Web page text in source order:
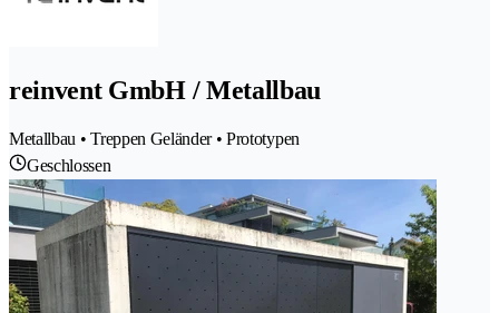
reinvent GmbH / Metallbau
Metallbau • Treppen Geländer • Prototypen
Geschlossen